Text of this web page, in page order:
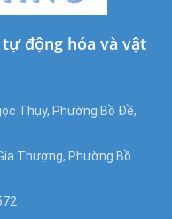
động hóa và vật
Thụy, Phường Bồ Đề,
Thượng, Phường Bồ